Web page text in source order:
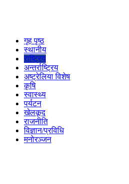
गृह पृष्ठ
स्थानीय
राष्ट्रिय
अन्तर्राष्ट्रिय
अष्ट्रेलिया विशेष
कृषि
स्वास्थ्य
पर्यटन
खेलकूद
राजनीति
विज्ञान/प्रविधि
मनोरञ्जन